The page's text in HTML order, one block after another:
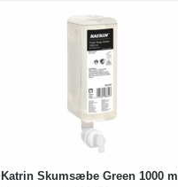
Katrin Skumsæbe Green 1000 ml